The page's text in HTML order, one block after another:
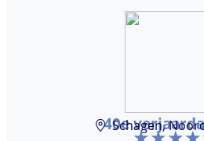
40e
Schagen,